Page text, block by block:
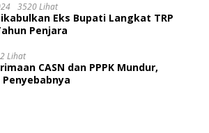
3520 Lihat
Eks Bupati Langkat TRP
Penjara
Lihat
CASN dan PPPK Mundur,